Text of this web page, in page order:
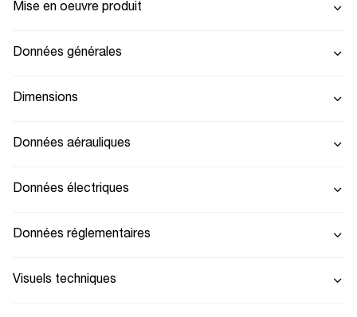
Mise en oeuvre produit
Données générales
Dimensions
Données aérauliques
Données électriques
Données réglementaires
Visuels techniques